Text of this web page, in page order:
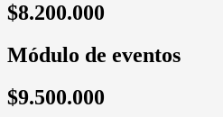
$8.200.000
Módulo de eventos
$9.500.000